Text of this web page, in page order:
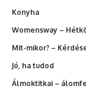
Konyha
Womensway –
Mit-mikor? –
Jó, ha tudod
Álmoktitkai –